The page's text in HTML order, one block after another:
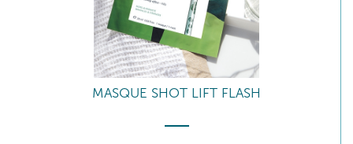
MASQUE SHOT LIFT FLASH